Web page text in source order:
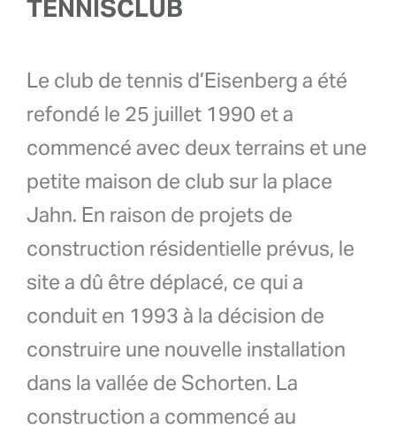
TENNISCLUB
Le club de tennis d’Eisenberg a été
refondé le 25 juillet 1990 et a
commencé avec deux terrains et une
petite maison de club sur la place
Jahn. En raison de projets de
construction résidentielle prévus, le
site a dû être déplacé, ce qui a
conduit en 1993 à la décision de
construire une nouvelle installation
dans la vallée de Schorten. La
construction a commencé au